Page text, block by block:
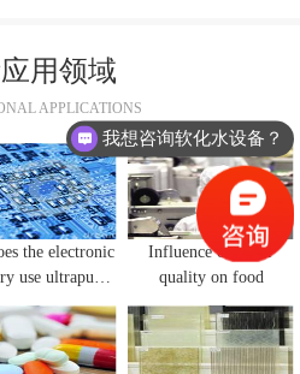
用领域
APPLICATIONS
the electronic
use ultrapure
equipment?
Influence of water
quality on food
我想咨询软化水设备？